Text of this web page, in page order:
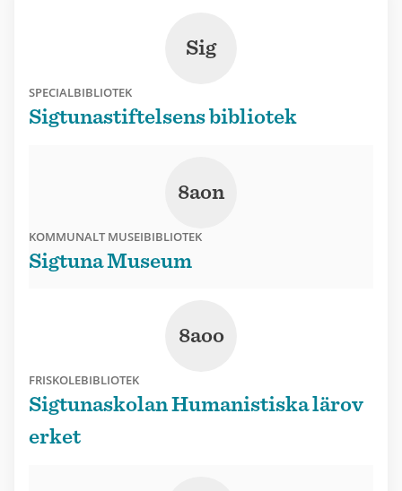
Sig
SPECIALBIBLIOTEK
Sigtunastiftelsens bibliotek
8aon
KOMMUNALT MUSEIBIBLIOTEK
Sigtuna Museum
8aoo
FRISKOLEBIBLIOTEK
Sigtunaskolan Humanistiska lärov
erket